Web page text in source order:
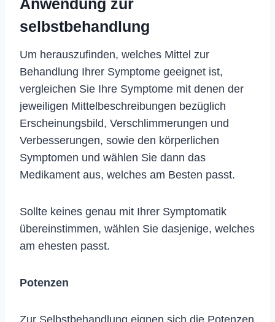
Anwendung zur
selbstbehandlung
Um herauszufinden, welches Mittel zur
Behandlung Ihrer Symptome geeignet ist,
vergleichen Sie Ihre Symptome mit denen der
jeweiligen Mittelbeschreibungen bezüglich
Erscheinungsbild, Verschlimmerungen und
Verbesserungen, sowie den körperlichen
Symptomen und wählen Sie dann das
Medikament aus, welches am Besten passt.
Sollte keines genau mit Ihrer Symptomatik
übereinstimmen, wählen Sie dasjenige, welches
am ehesten passt.
Potenzen
Zur Selbstbehandlung eignen sich die Potenzen